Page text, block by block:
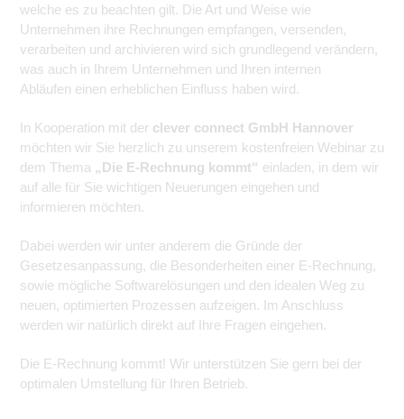
welche es zu beachten gilt. Die Art und Weise wie
Unternehmen ihre Rechnungen empfangen, versenden,
verarbeiten und archivieren wird sich grundlegend verändern,
was auch in Ihrem Unternehmen und Ihren internen
Abläufen einen erheblichen Einfluss haben wird.
In Kooperation mit der clever connect GmbH Hannover
möchten wir Sie herzlich zu unserem kostenfreien Webinar zu
dem Thema „Die E-Rechnung kommt“ einladen, in dem wir
auf alle für Sie wichtigen Neuerungen eingehen und
informieren möchten.
Dabei werden wir unter anderem die Gründe der
Gesetzesanpassung, die Besonderheiten einer E-Rechnung,
sowie mögliche Softwarelösungen und den idealen Weg zu
neuen, optimierten Prozessen aufzeigen. Im Anschluss
werden wir natürlich direkt auf Ihre Fragen eingehen.
Die E-Rechnung kommt! Wir unterstützen Sie gern bei der
optimalen Umstellung für Ihren Betrieb.